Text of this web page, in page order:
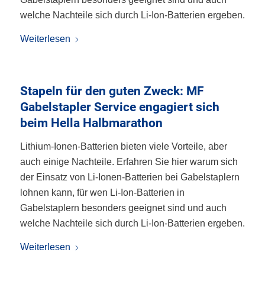
welche Nachteile sich durch Li-Ion-Batterien ergeben.
Weiterlesen
Stapeln für den guten Zweck: MF
Gabelstapler Service engagiert sich
beim Hella Halbmarathon
Lithium-Ionen-Batterien bieten viele Vorteile, aber
auch einige Nachteile. Erfahren Sie hier warum sich
der Einsatz von Li-Ionen-Batterien bei Gabelstaplern
lohnen kann, für wen Li-Ion-Batterien in
Gabelstaplern besonders geeignet sind und auch
welche Nachteile sich durch Li-Ion-Batterien ergeben.
Weiterlesen